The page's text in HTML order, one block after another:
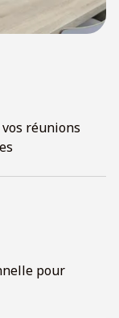
réunions
pour